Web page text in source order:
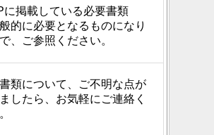
に掲載している必要書類
的に必要となるものになり
、ご参照ください。
書類について、ご不明な点が
したら、お気軽にご連絡く